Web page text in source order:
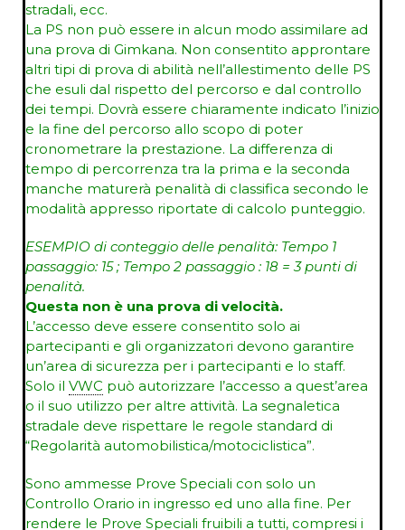
stradali, ecc.
La PS non può essere in alcun modo assimilare ad
una prova di Gimkana. Non consentito approntare
altri tipi di prova di abilità nell’allestimento delle PS
che esuli dal rispetto del percorso e dal controllo
dei tempi. Dovrà essere chiaramente indicato l’inizio
e la fine del percorso allo scopo di poter
cronometrare la prestazione. La differenza di
tempo di percorrenza tra la prima e la seconda
manche maturerà penalità di classifica secondo le
modalità appresso riportate di calcolo punteggio.
ESEMPIO di conteggio delle penalità: Tempo 1
passaggio: 15 ; Tempo 2 passaggio : 18 = 3 punti di
penalità.
Questa non è una prova di velocità.
L’accesso deve essere consentito solo ai
partecipanti e gli organizzatori devono garantire
un’area di sicurezza per i partecipanti e lo staff.
Solo il VWC può autorizzare l’accesso a quest’area
o il suo utilizzo per altre attività. La segnaletica
stradale deve rispettare le regole standard di
“Regolarità automobilistica/motociclistica”.
Sono ammesse Prove Speciali con solo un
Controllo Orario in ingresso ed uno alla fine. Per
rendere le Prove Speciali fruibili a tutti, compresi i